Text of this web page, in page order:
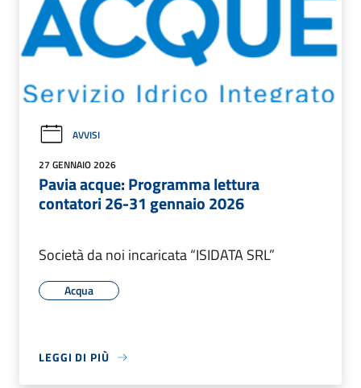
AVVISI
27 GENNAIO 2026
Pavia acque: Programma lettura
contatori 26-31 gennaio 2026
Società da noi incaricata “ISIDATA SRL”
Acqua
LEGGI DI PIÙ